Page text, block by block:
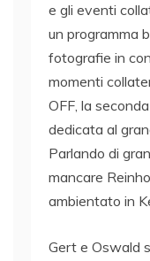
e gli eventi
un programma
fotografie in
momenti
OFF, la
dedicata al
Parlando di
mancare
ambientato in
Gert e Oswald